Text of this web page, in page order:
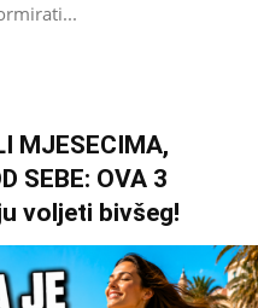
MJESECIMA,
SEBE: OVA 3
voljeti bivšeg!